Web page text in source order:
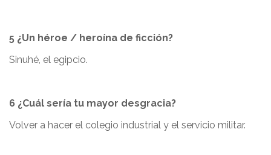
5 ¿Un héroe / heroína de ficción?
Sinuhé, el egipcio.
6 ¿Cuál sería tu mayor desgracia?
Volver a hacer el colegio industrial y el servicio militar.